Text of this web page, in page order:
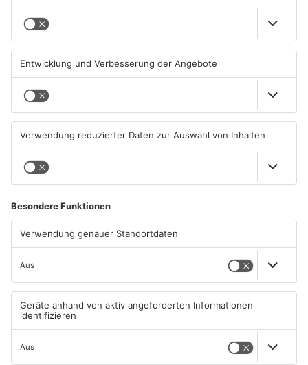
Gewässer im Primaveraland
leiden unter Trockenheit
04.08.2026, 15:07 UHR IN
PRIMAVERALAND
TOPNEWS
Kliniken im Primaveraland
melden mehr Patienten
durch Hitze